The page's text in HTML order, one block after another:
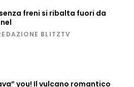
sul passaggio a livello:
freni si ribalta fuori da
BLITZTV
you! Il vulcano romantico